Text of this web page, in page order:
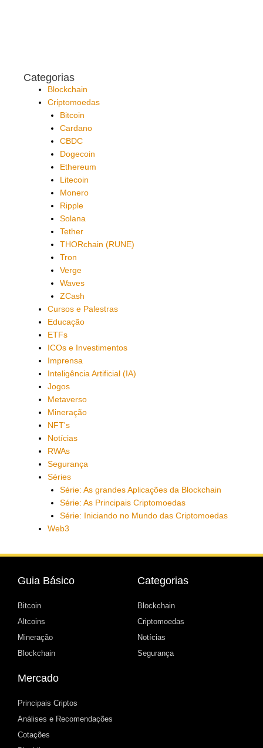
Categorias
Blockchain
Criptomoedas
Bitcoin
Cardano
CBDC
Dogecoin
Ethereum
Litecoin
Monero
Ripple
Solana
Tether
THORchain (RUNE)
Tron
Verge
Waves
ZCash
Cursos e Palestras
Educação
ETFs
ICOs e Investimentos
Imprensa
Inteligência Artificial (IA)
Jogos
Metaverso
Mineração
NFT's
Notícias
RWAs
Segurança
Séries
Série: As grandes Aplicações da Blockchain
Série: As Principais Criptomoedas
Série: Iniciando no Mundo das Criptomoedas
Web3
Guia Básico
Bitcoin
Altcoins
Mineração
Blockchain
Categorias
Blockchain
Criptomoedas
Notícias
Segurança
Mercado
Principais Criptos
Análises e Recomendações
Cotações